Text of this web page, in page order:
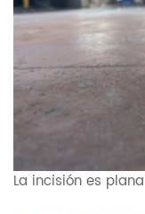
La incisión es